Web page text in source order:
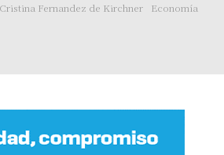
Cristina Fernandez de Kirchner
Economía